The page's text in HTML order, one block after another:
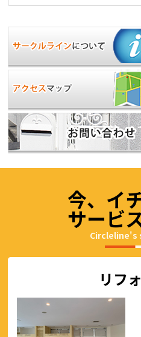
索:
今、イ
サービ
Circleline's
リフ